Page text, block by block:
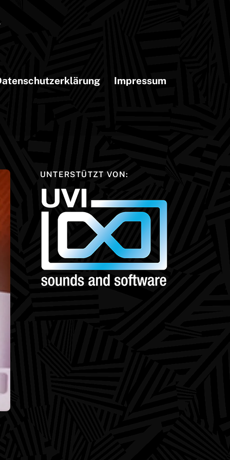
Impressum
UNTERSTÜTZT VON: